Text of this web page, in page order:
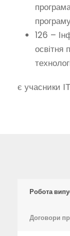
126 –
освітня
є учасники ІТ
Робота
Договори